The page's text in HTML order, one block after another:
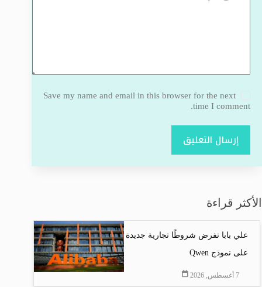
Save my name and email in this browser for the next
time I comment.
إرسال التعليق
الأكثر قراءة
علي بابا تفرض شروطًا تجارية جديدة
على نموذج Qwen
7 أغسطس, 2026